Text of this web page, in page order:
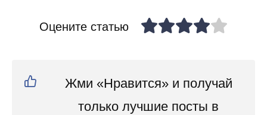
Оцените статью
Жми «Нравится» и получай
только лучшие посты в